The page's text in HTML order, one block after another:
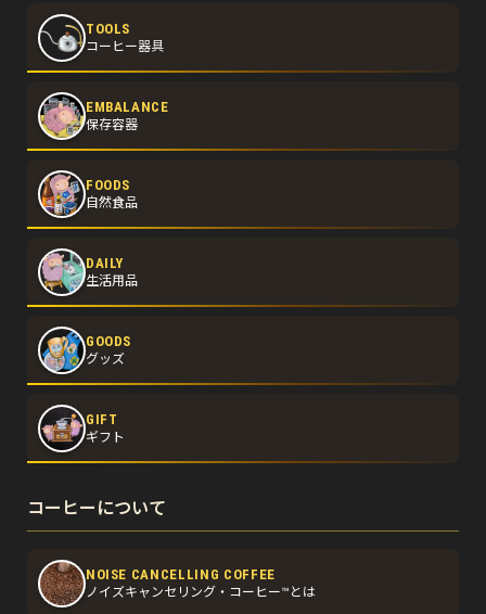
TOOLS
コーヒー器具
EMBALANCE
保存容器
FOODS
自然食品
DAILY
生活用品
GOODS
グッズ
GIFT
ギフト
コーヒーについて
NOISE CANCELLING COFFEE
ノイズキャンセリング・コーヒー™とは